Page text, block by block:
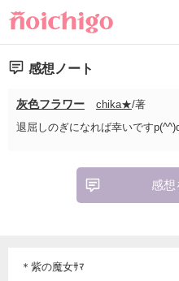
感想ノート
灰色フラワー chika★/著
退屈しのぎになれば幸いです
感想
＊紫の魔女ｻﾏ